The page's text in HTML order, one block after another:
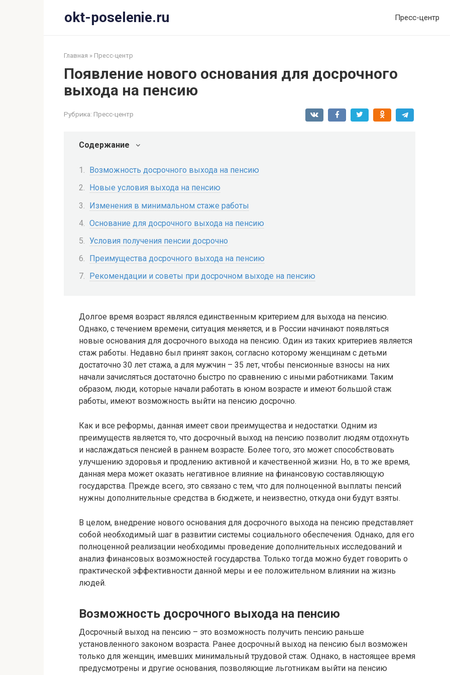
okt-poselenie.ru Пресс-центр
Главная » Пресс-центр
Появление нового основания для досрочного
выхода на пенсию
Рубрика: Пресс-центр
Содержание
Возможность досрочного выхода на пенсию
Новые условия выхода на пенсию
Изменения в минимальном стаже работы
Основание для досрочного выхода на пенсию
Условия получения пенсии досрочно
Преимущества досрочного выхода на пенсию
Рекомендации и советы при досрочном выходе на пенсию
Долгое время возраст являлся единственным критерием для выхода на пенсию.
Однако, с течением времени, ситуация меняется, и в России начинают появляться
новые основания для досрочного выхода на пенсию. Один из таких критериев является
стаж работы. Недавно был принят закон, согласно которому женщинам с детьми
достаточно 30 лет стажа, а для мужчин – 35 лет, чтобы пенсионные взносы на них
начали зачисляться достаточно быстро по сравнению с иными работниками. Таким
образом, люди, которые начали работать в юном возрасте и имеют большой стаж
работы, имеют возможность выйти на пенсию досрочно.
Как и все реформы, данная имеет свои преимущества и недостатки. Одним из
преимуществ является то, что досрочный выход на пенсию позволит людям отдохнуть
и наслаждаться пенсией в раннем возрасте. Более того, это может способствовать
улучшению здоровья и продлению активной и качественной жизни. Но, в то же время,
данная мера может оказать негативное влияние на финансовую составляющую
государства. Прежде всего, это связано с тем, что для полноценной выплаты пенсий
нужны дополнительные средства в бюджете, и неизвестно, откуда они будут взяты.
В целом, внедрение нового основания для досрочного выхода на пенсию представляет
собой необходимый шаг в развитии системы социального обеспечения. Однако, для его
полноценной реализации необходимы проведение дополнительных исследований и
анализ финансовых возможностей государства. Только тогда можно будет говорить о
практической эффективности данной меры и ее положительном влиянии на жизнь
людей.
Возможность досрочного выхода на пенсию
Досрочный выход на пенсию – это возможность получить пенсию раньше
установленного законом возраста. Ранее досрочный выход на пенсию был возможен
только для женщин, имевших минимальный трудовой стаж. Однако, в настоящее время
предусмотрены и другие основания, позволяющие льготникам выйти на пенсию